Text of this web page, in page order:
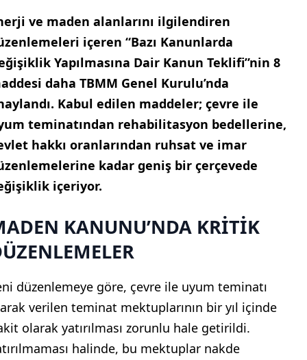
ve maden alanlarını ilgilendiren
içeren “Bazı Kanunlarda
Yapılmasına Dair Kanun Teklifi”nin 8
daha TBMM Genel Kurulu’nda
Kabul edilen maddeler; çevre ile
teminatından rehabilitasyon bedellerine,
hakkı oranlarından ruhsat ve imar
kadar geniş bir çerçevede
içeriyor.
KANUNU’NDA KRİTİK
düzenlemeye göre, çevre ile uyum teminatı
verilen teminat mektuplarının bir yıl içinde
olarak yatırılması zorunlu hale getirildi.
halinde, bu mektuplar nakde